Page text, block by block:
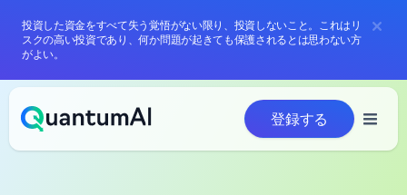
投資した資金をすべて失う覚悟がない限り、投資しないこと。これはリ
スクの高い投資であり、何か問題が起きても保護されるとは思わない方
がよい。
コンテンツへスキップ
登録する